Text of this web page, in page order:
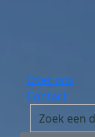
Over ons
Contact